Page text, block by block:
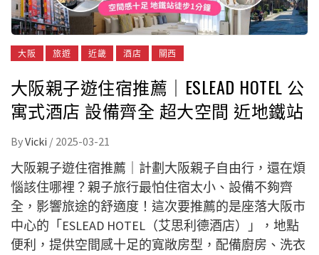
大阪 旅遊 近畿 酒店 關西
大阪親子遊住宿推薦｜ESLEAD HOTEL 公
寓式酒店 設備齊全 超大空間 近地鐵站
ByVicki / 2025-03-21
大阪親子遊住宿推薦｜計劃大阪親子自由行，還在煩
惱該住哪裡？親子旅行最怕住宿太小、設備不夠齊
全，影響旅途的舒適度！這次要推薦的是座落大阪市
中心的「ESLEAD HOTEL（艾思利德酒店）」，地點
便利，提供空間感十足的寬敞房型，配備廚房、洗衣